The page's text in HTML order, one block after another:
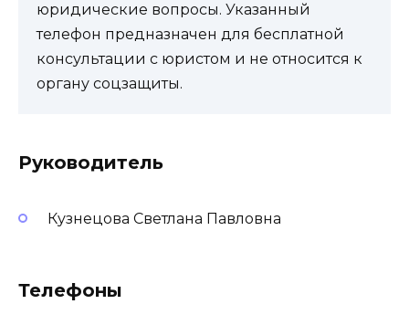
юридические вопросы. Указанный
телефон предназначен для бесплатной
консультации с юристом и не относится к
органу соцзащиты.
Руководитель
Кузнецова Светлана Павловна
Телефоны